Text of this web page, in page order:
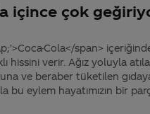
içince çok
Cola</span>
hissini verir. Ağız yoluyla
ve beraber tüketilen
eylem hayatımızın bir